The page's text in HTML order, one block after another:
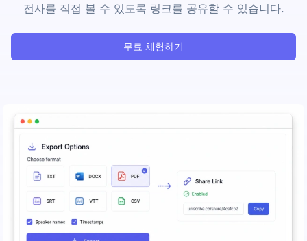
전사를 직접 볼 수 있도록 링크를 공유할 수 있습니다.
무료 체험하기